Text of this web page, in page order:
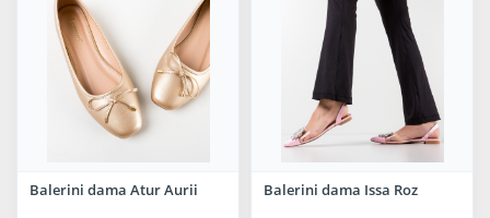
Balerini dama Atur Aurii Balerini dama Issa Roz